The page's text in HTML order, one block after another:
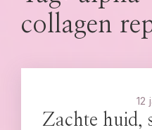
collagen
12
Zachte huid,